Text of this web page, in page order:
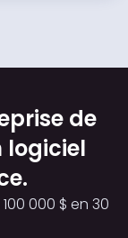
de
logiciel
000 $ en 30